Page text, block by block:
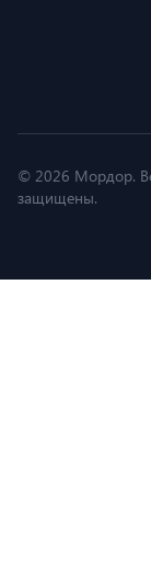
© 2026 Мордор.
защищены.